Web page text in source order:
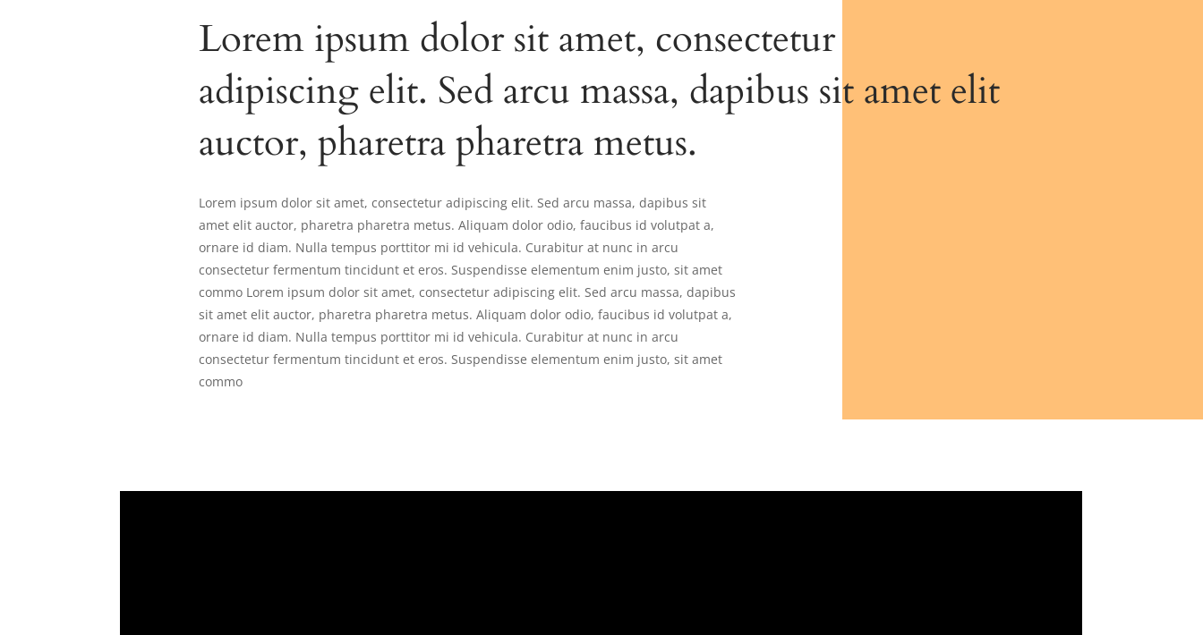
Lorem ipsum dolor sit amet, consectetur
adipiscing elit. Sed arcu massa, dapibus sit amet elit
auctor, pharetra pharetra metus.
Lorem ipsum dolor sit amet, consectetur adipiscing elit. Sed arcu massa, dapibus sit
amet elit auctor, pharetra pharetra metus. Aliquam dolor odio, faucibus id volutpat a,
ornare id diam. Nulla tempus porttitor mi id vehicula. Curabitur at nunc in arcu
consectetur fermentum tincidunt et eros. Suspendisse elementum enim justo, sit amet
commo Lorem ipsum dolor sit amet, consectetur adipiscing elit. Sed arcu massa, dapibus
sit amet elit auctor, pharetra pharetra metus. Aliquam dolor odio, faucibus id volutpat a,
ornare id diam. Nulla tempus porttitor mi id vehicula. Curabitur at nunc in arcu
consectetur fermentum tincidunt et eros. Suspendisse elementum enim justo, sit amet
commo